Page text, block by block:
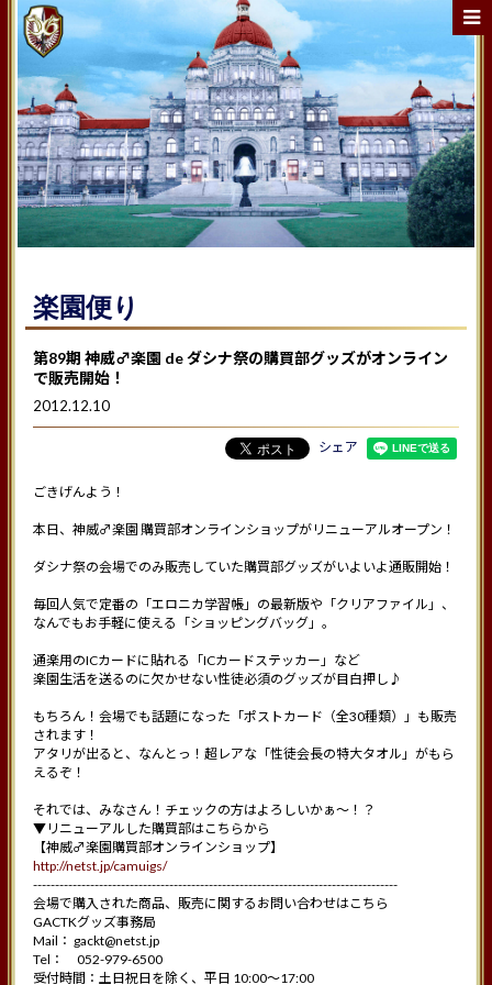
楽園便り
第89期 神威♂楽園 de ダシナ祭の購買部グッズがオンライン
で販売開始！
2012.12.10
シェア
ごきげんよう！
本日、神威♂楽園 購買部オンラインショップがリニューアルオープン！
ダシナ祭の会場でのみ販売していた購買部グッズがいよいよ通販開始！
毎回人気で定番の「エロニカ学習帳」の最新版や「クリアファイル」、
なんでもお手軽に使える「ショッピングバッグ」。
通楽用のICカードに貼れる「ICカードステッカー」など
楽園生活を送るのに欠かせない性徒必須のグッズが目白押し♪
もちろん！会場でも話題になった「ポストカード（全30種類）」も販売
されます！
アタリが出ると、なんとっ！超レアな「性徒会長の特大タオル」がもら
えるぞ！
それでは、みなさん！チェックの方はよろしいかぁ～！？
▼リニューアルした購買部はこちらから
【神威♂楽園購買部オンラインショップ】
http://netst.jp/camuigs/
-----------------------------------------------------------------------------------
会場で購入された商品、販売に関するお問い合わせはこちら
GACTKグッズ事務局
Mail： gackt@netst.jp
Tel： 052-979-6500
受付時間：土日祝日を除く、平日 10:00～17:00